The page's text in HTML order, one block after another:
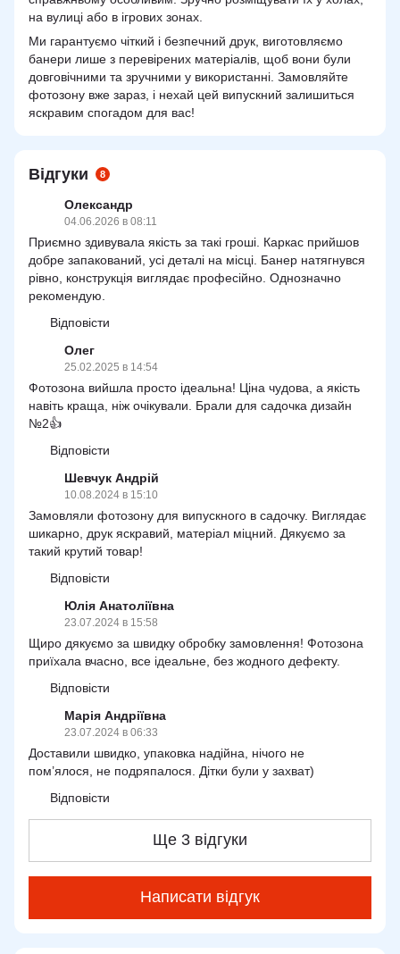
на вулиці або в ігрових зонах.
Ми гарантуємо чіткий і безпечний друк, виготовляємо
банери лише з перевірених матеріалів, щоб вони були
довговічними та зручними у використанні. Замовляйте
фотозону вже зараз, і нехай цей випускний залишиться
яскравим спогадом для вас!
Відгуки 8
Олександр
04.06.2026 в 08:11
Приємно здивувала якість за такі гроші. Каркас прийшов
добре запакований, усі деталі на місці. Банер натягнувся
рівно, конструкція виглядає професійно. Однозначно
рекомендую.
Відповісти
Олег
25.02.2025 в 14:54
Фотозона вийшла просто ідеальна! Ціна чудова, а якість
навіть краща, ніж очікували. Брали для садочка дизайн
№2👍
Відповісти
Шевчук Андрій
10.08.2024 в 15:10
Замовляли фотозону для випускного в садочку. Виглядає
шикарно, друк яскравий, матеріал міцний. Дякуємо за
такий крутий товар!
Відповісти
Юлія Анатоліївна
23.07.2024 в 15:58
Щиро дякуємо за швидку обробку замовлення! Фотозона
приїхала вчасно, все ідеальне, без жодного дефекту.
Відповісти
Марія Андріївна
23.07.2024 в 06:33
Доставили швидко, упаковка надійна, нічого не
пом’ялося, не подряпалося. Дітки були у захват)
Відповісти
Ще 3 відгуки
Написати відгук